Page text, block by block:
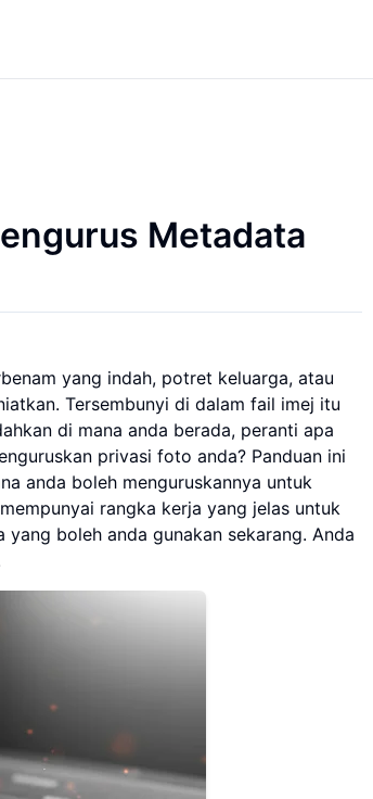
Metadata
yang indah, potret keluarga, atau
Tersembunyi di dalam fail imej itu
di mana anda berada, peranti apa
privasi foto anda? Panduan ini
anda boleh menguruskannya untuk
rangka kerja yang jelas untuk
boleh anda gunakan sekarang. Anda